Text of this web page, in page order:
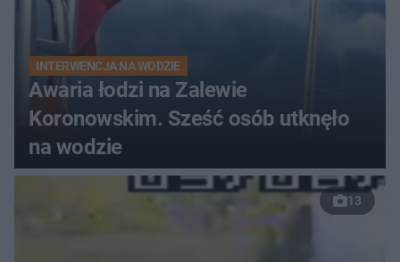
INTERWENCJA NA WODZIE
Awaria łodzi na Zalewie
Koronowskim. Sześć osób utknęło
na wodzie
13